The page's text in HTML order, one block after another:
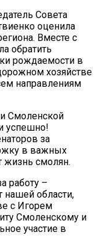
Совета
оценила
Вместе с
обратить
рождаемости в
хозяйстве
направлениям
Смоленской
успешно!
за
в важных
жизнь смолян.
работу –
нашей области,
с Игорем
Смоленскому и
участие в